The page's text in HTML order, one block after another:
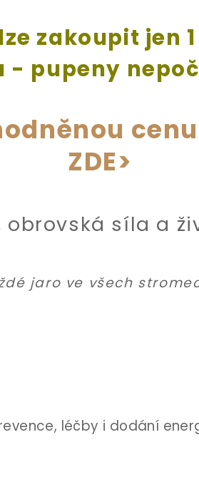
zakoupit jen
- pupeny
cenu
ZDE>
obrovská síla a
jaro ve všech
léčby i dodání